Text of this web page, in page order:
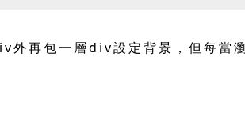
外再包一層div設定背景，但每當